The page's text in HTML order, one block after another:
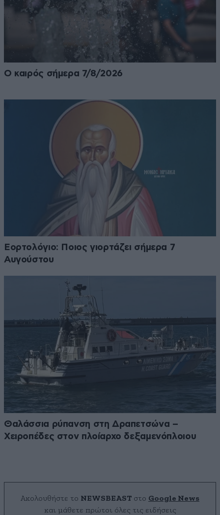
Ο καιρός σήμερα 7/8/2026
Εορτολόγιο: Ποιος γιορτάζει σήμερα 7
Αυγούστου
Θαλάσσια ρύπανση στη Δραπετσώνα –
Χειροπέδες στον πλοίαρχο δεξαμενόπλοιου
Ακολουθήστε το NEWSBEAST στο Google News
και μάθετε πρώτοι όλες τις ειδήσεις